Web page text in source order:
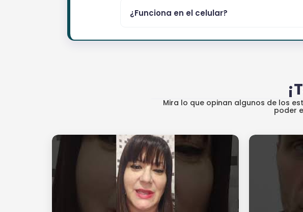
¿Funciona en el celular?
Mira lo que opinan algunos de los
poder